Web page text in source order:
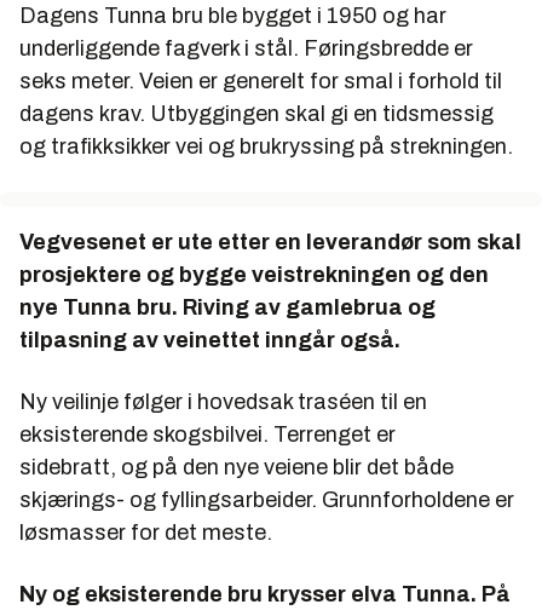
Dagens Tunna bru ble bygget i 1950 og har
underliggende fagverk i stål. Føringsbredde er
seks meter. Veien er generelt for smal i forhold til
dagens krav. Utbyggingen skal gi en tidsmessig
og trafikksikker vei og brukryssing på strekningen.
Vegvesenet er ute etter en leverandør som skal
prosjektere og bygge veistrekningen og den
nye Tunna bru. Riving av gamlebrua og
tilpasning av veinettet inngår også.
Ny veilinje følger i hovedsak traséen til en
eksisterende skogsbilvei. Terrenget er
sidebratt, og på den nye veiene blir det både
skjærings- og fyllingsarbeider. Grunnforholdene er
løsmasser for det meste.
Ny og eksisterende bru krysser elva Tunna. På